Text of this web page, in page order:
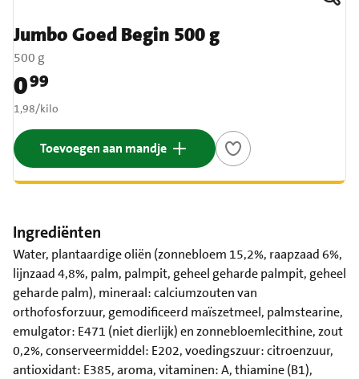
Jumbo Goed Begin 500 g
500 g
Prijs: € 0,99
099
€ 1,98 per kilo
1,98/kilo
Toevoegen aan mandje
Ingrediënten
Water, plantaardige oliën (zonnebloem 15,2%, raapzaad 6%,
lijnzaad 4,8%, palm, palmpit, geheel geharde palmpit, geheel
geharde palm), mineraal: calciumzouten van
orthofosforzuur, gemodificeerd maïszetmeel, palmstearine,
emulgator: E471 (niet dierlijk) en zonnebloemlecithine, zout
0,2%, conserveermiddel: E202, voedingszuur: citroenzuur,
antioxidant: E385, aroma, vitaminen: A, thiamine (B1),